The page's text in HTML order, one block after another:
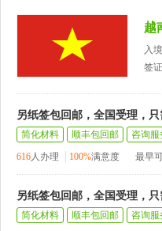
越
入
签
另纸签包回邮，全国受理，
简化材料 顺丰包回邮
咨询服
616人办理 100%满意度 最早
另纸签包回邮，全国受理，
简化材料 顺丰包回邮
咨询服